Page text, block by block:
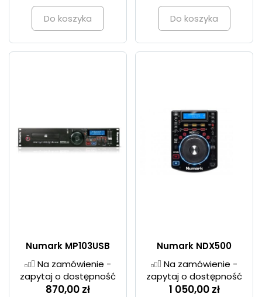
Do koszyka Do koszyka
Numark MP103USB
Na zamówienie -
zapytaj o dostępność
870,00 zł
Numark NDX500
Na zamówienie -
zapytaj o dostępność
1 050,00 zł